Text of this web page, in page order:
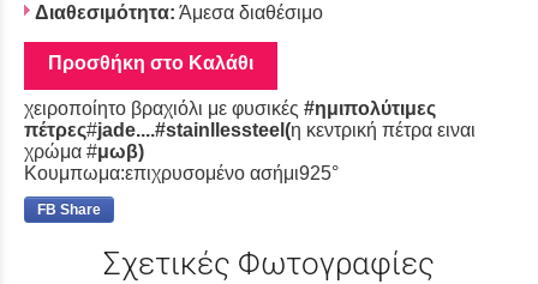
Διαθεσιμότητα: Άμεσα διαθέσιμο
Προσθήκη στο Καλάθι
χειροποίητο βραχιόλι με φυσικές #ημιπολύτιμες
πέτρες#jade....#stainllessteel(η κεντρική πέτρα ειναι
χρώμα #μωβ)
Κουμπωμα:επιχρυσομένο ασήμι925°
FB Share
Σχετικές Φωτογραφίες